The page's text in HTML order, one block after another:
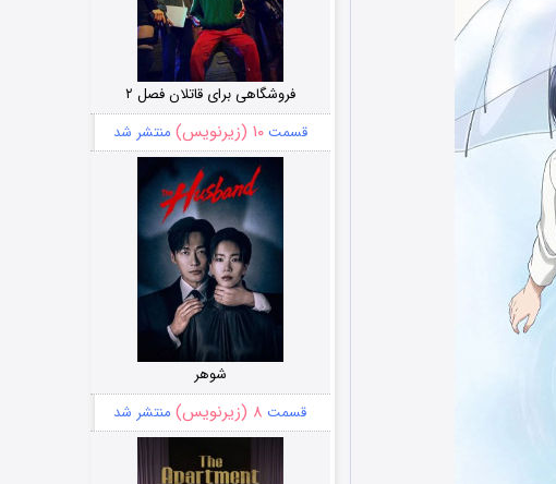
فروشگاهی برای قاتلان فصل ۲
قسمت۱۰ (زیرنویس) منتشر شد
شوهر
قسمت ۸ (زیرنویس) منتشر شد